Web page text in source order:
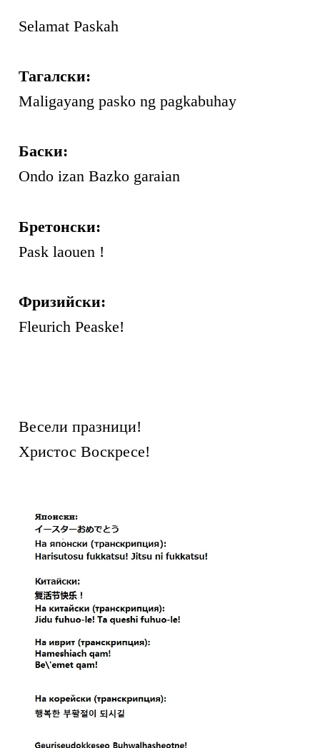
Selamat Paskah
Тагалски:
Maligayang pasko ng pagkabuhay
Баски:
Ondo izan Bazko garaian
Бретонски:
Pask laouen !
Фризийски:
Fleurich Peaske!
Весели празници!
Христос Воскресе!